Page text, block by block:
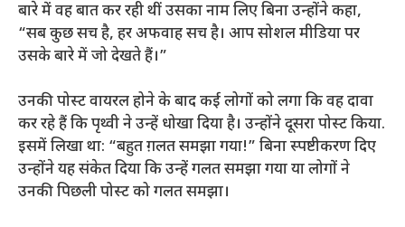
बारे में वह बात कर रही थीं उसका नाम लिए बिना उन्होंने कहा,
“सब कुछ सच है, हर अफवाह सच है। आप सोशल मीडिया पर
उसके बारे में जो देखते हैं।”
उनकी पोस्ट वायरल होने के बाद कई लोगों को लगा कि वह दावा
कर रहे हैं कि पृथ्वी ने उन्हें धोखा दिया है। उन्होंने दूसरा पोस्ट किया.
इसमें लिखा था: “बहुत ग़लत समझा गया!” बिना स्पष्टीकरण दिए
उन्होंने यह संकेत दिया कि उन्हें गलत समझा गया या लोगों ने
उनकी पिछली पोस्ट को गलत समझा।